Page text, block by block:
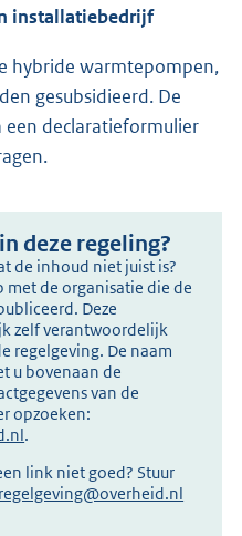
installatiebedrijf
hybride warmtepompen,
gesubsidieerd. De
declaratieformulier
deze regeling?
de inhoud niet juist is?
met de organisatie die de
Deze
zelf verantwoordelijk
regelgeving. De naam
u bovenaan de
van de
opzoeken:
.
link niet goed? Stuur
regelgeving@overheid.nl